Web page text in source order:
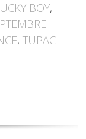
BOY,
,TUPAC